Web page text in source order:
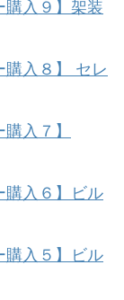
購入９】架装
購入８】 セレ
入７】
購入６】ビル
購入５】ビル